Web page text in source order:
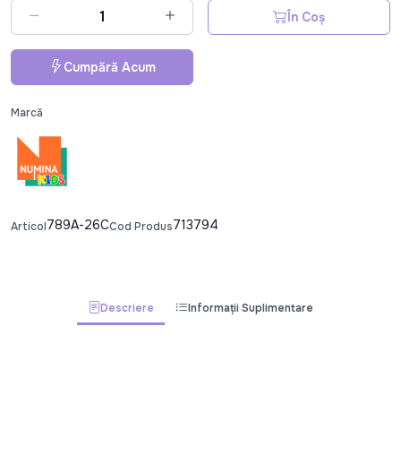
În Coș
Cumpără Acum
Marcă
Articol789A-26CCod Produs713794
Descriere Informații Suplimentare